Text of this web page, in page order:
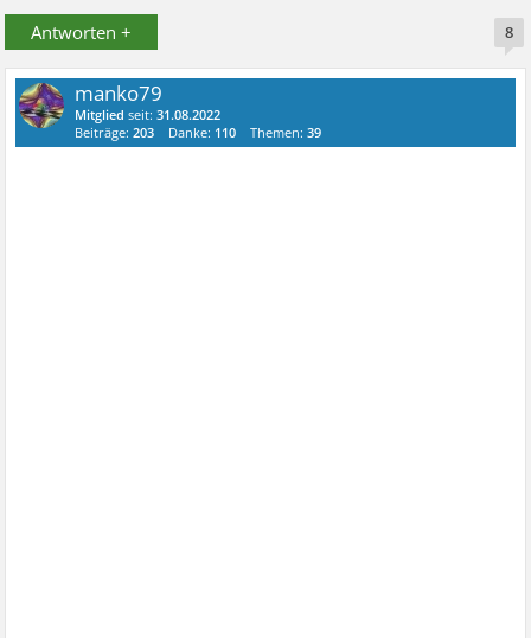
Antworten + 8
manko79
Mitglied seit:31.08.2022
Beiträge:203 Danke: 110 Themen:39